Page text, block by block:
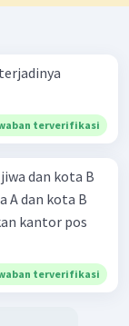
terverifikasi
dan kota B
A dan kota B
kantor pos
terverifikasi